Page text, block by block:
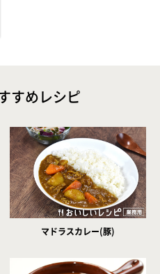
すめレシピ
マドラスカレー(豚)